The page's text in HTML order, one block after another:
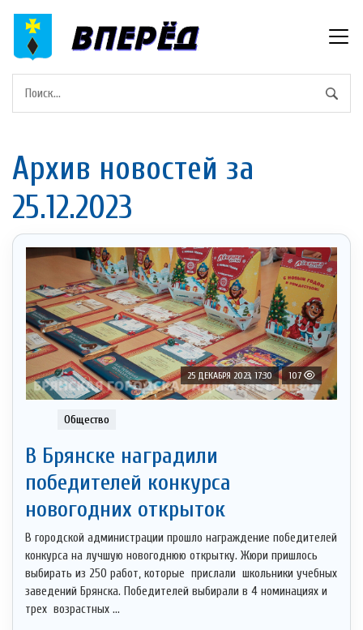
Архив новостей за
25.12.2023
25 ДЕКАБРЯ 2023, 17:30 107
Общество
В Брянске наградили
победителей конкурса
новогодних открыток
В городской администрации прошло награждение победителей
конкурса на лучшую новогоднюю открытку. Жюри пришлось
выбирать из 250 работ, которые прислали школьники учебных
заведений Брянска. Победителей выбирали в 4 номинациях и
трех возрастных ...